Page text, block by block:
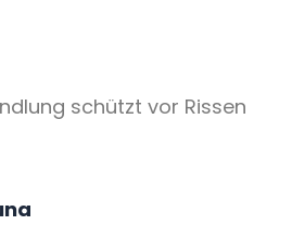
schützt vor Rissen